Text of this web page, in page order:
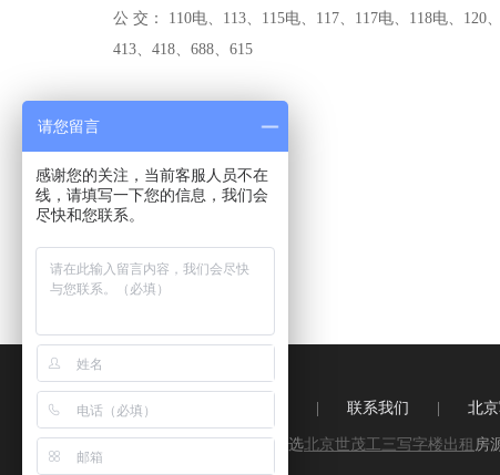
公 交： 110电、113、115电、117、117电、118电、120
413、418、688、615
联系我们 北
悠办办－精选北京世茂工三写字楼出租 房
请您留言
感谢您的关注，当前客服人员不在
线，请填写一下您的信息，我们会
尽快和您联系。